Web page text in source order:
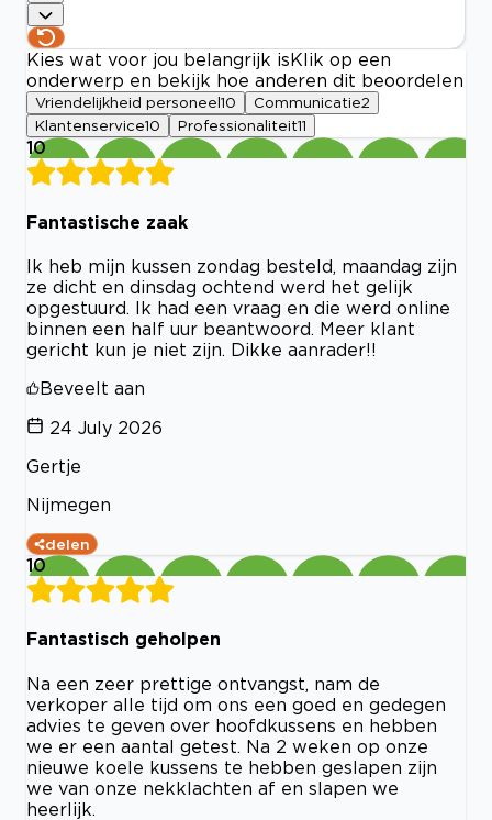
Kies wat voor jou belangrijk is Klik op een
onderwerp en bekijk hoe anderen dit beoordelen
Vriendelijkheid personeel 10 Communicatie2
Klantenservice10 Professionaliteit11
10
Fantastische zaak
Ik heb mijn kussen zondag besteld, maandag zijn
ze dicht en dinsdag ochtend werd het gelijk
opgestuurd. Ik had een vraag en die werd online
binnen een half uur beantwoord. Meer klant
gericht kun je niet zijn. Dikke aanrader!!
Beveelt aan
24 July 2026
Gertje
Nijmegen
delen
10
Fantastisch geholpen
Na een zeer prettige ontvangst, nam de
verkoper alle tijd om ons een goed en gedegen
advies te geven over hoofdkussens en hebben
we er een aantal getest. Na 2 weken op onze
nieuwe koele kussens te hebben geslapen zijn
we van onze nekklachten af en slapen we
heerlijk.